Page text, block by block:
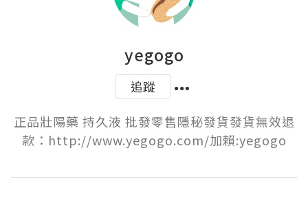
yegogo
追蹤
正品壯陽藥 持久液 批發零售隱秘發貨發貨無效退
款：http://www.yegogo.com/加賴:yegogo